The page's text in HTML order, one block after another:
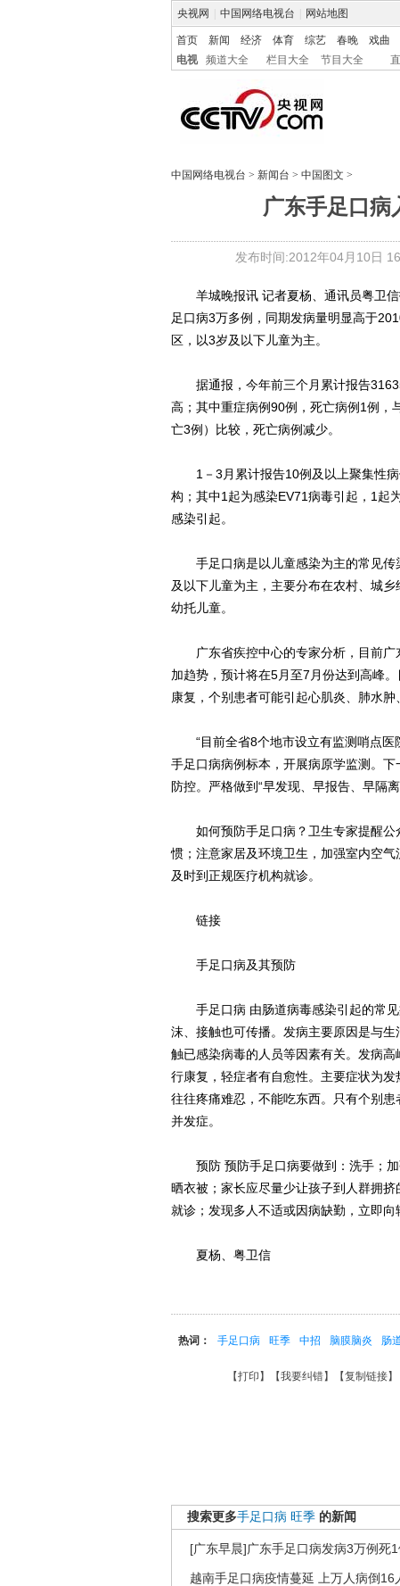
央视网 中国网络电视台 网站地图
首页 新闻 经济 体育 综艺 春晚 戏曲
电视
频道大全 栏目大全 节目大全
中国网络电视台 > 新闻台 > 中国图文 >
广东手足口病
发布时间:2012年04月10日
羊城晚报讯 记者夏杨、通讯员粤卫信
足口病3万多例，同期发病量明显高于
区，以3岁及以下儿童为主。
据通报，今年前三个月累计报告
高；其中重症病例90例，死亡病例1例
亡3例）比较，死亡病例减少。
1－3月累计报告10例及以上聚集性病
构；其中1起为感染EV71病毒引起，1起
感染引起。
手足口病是以儿童感染为主的常见传
及以下儿童为主，主要分布在农村、城
幼托儿童。
广东省疾控中心的专家分析，目前广
加趋势，预计将在5月至7月份达到高峰
康复，个别患者可能引起心肌炎、肺水肿
“目前全省8个地市设立有监测哨点医
手足口病病例标本，开展病原学监测。
防控。严格做到“早发现、早报告、早隔
如何预防手足口病？卫生专家提醒公
惯；注意家居及环境卫生，加强室内空
及时到正规医疗机构就诊。
链接
手足口病及其预防
手足口病 由肠道病毒感染引起的常见
沫、接触也可传播。发病主要原因是与
触已感染病毒的人员等因素有关。发病
行康复，轻症者有自愈性。主要症状为
往往疼痛难忍，不能吃东西。只有个别
并发症。
预防 预防手足口病要做到：洗手；加
晒衣被；家长应尽量少让孩子到人群拥
就诊；发现多人不适或因病缺勤，立即向
夏杨、粤卫信
热词： 手足口病 旺季 中招 脑膜脑炎 肠
【打印 】【我要纠错】【复制链接
搜索更多手足口病 旺季 的新闻
[广东早晨]广东手足口病发病3万例死1
越南手足口病疫情蔓延 上万人病倒16